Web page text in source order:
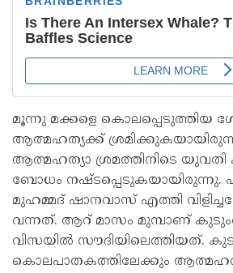
മൂന്നു മക്കളെ കൊലപ്പെടുത്തിയ
ആത്മഹത്യക്ക്
ആത്മഹത്യാ ശ്രമത്തിനിടെ
ബോധം നഷ്ടപ്പെടുകയായിരുന്നു.
മുഹമ്മദ് ഷാനവാസ് എത്തി
വന്നത്. ആറ് മാസം മുമ്പാണ്
വിസയിൽ സൗദിയിലെത്തിയത്.
കൊലപാതകത്തിലേക്കും